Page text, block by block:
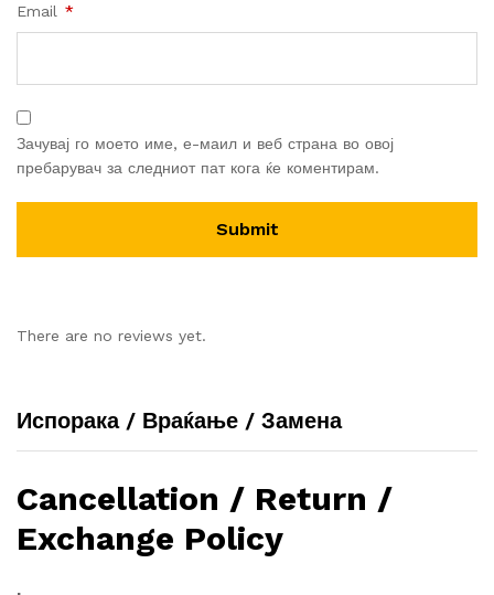
Email *
Зачувај го моето име, е-маил и веб страна во овој
пребарувач за следниот пат кога ќе коментирам.
There are no reviews yet.
Испорака / Враќање / Замена
Cancellation / Return /
Exchange Policy